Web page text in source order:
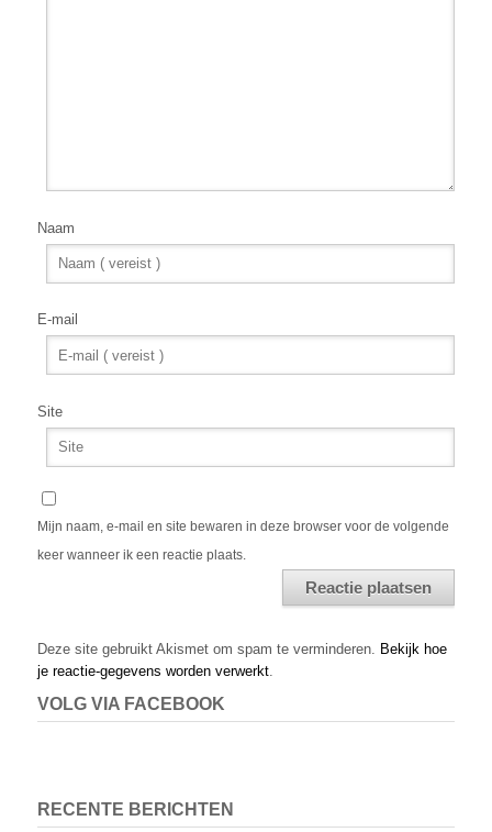
Naam
E-mail
Site
Mijn naam, e-mail en site bewaren in deze browser voor de volgende
keer wanneer ik een reactie plaats.
Deze site gebruikt Akismet om spam te verminderen. Bekijk hoe
je reactie-gegevens worden verwerkt.
VOLG VIA FACEBOOK
RECENTE BERICHTEN